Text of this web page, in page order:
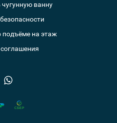
ванну
на этаж